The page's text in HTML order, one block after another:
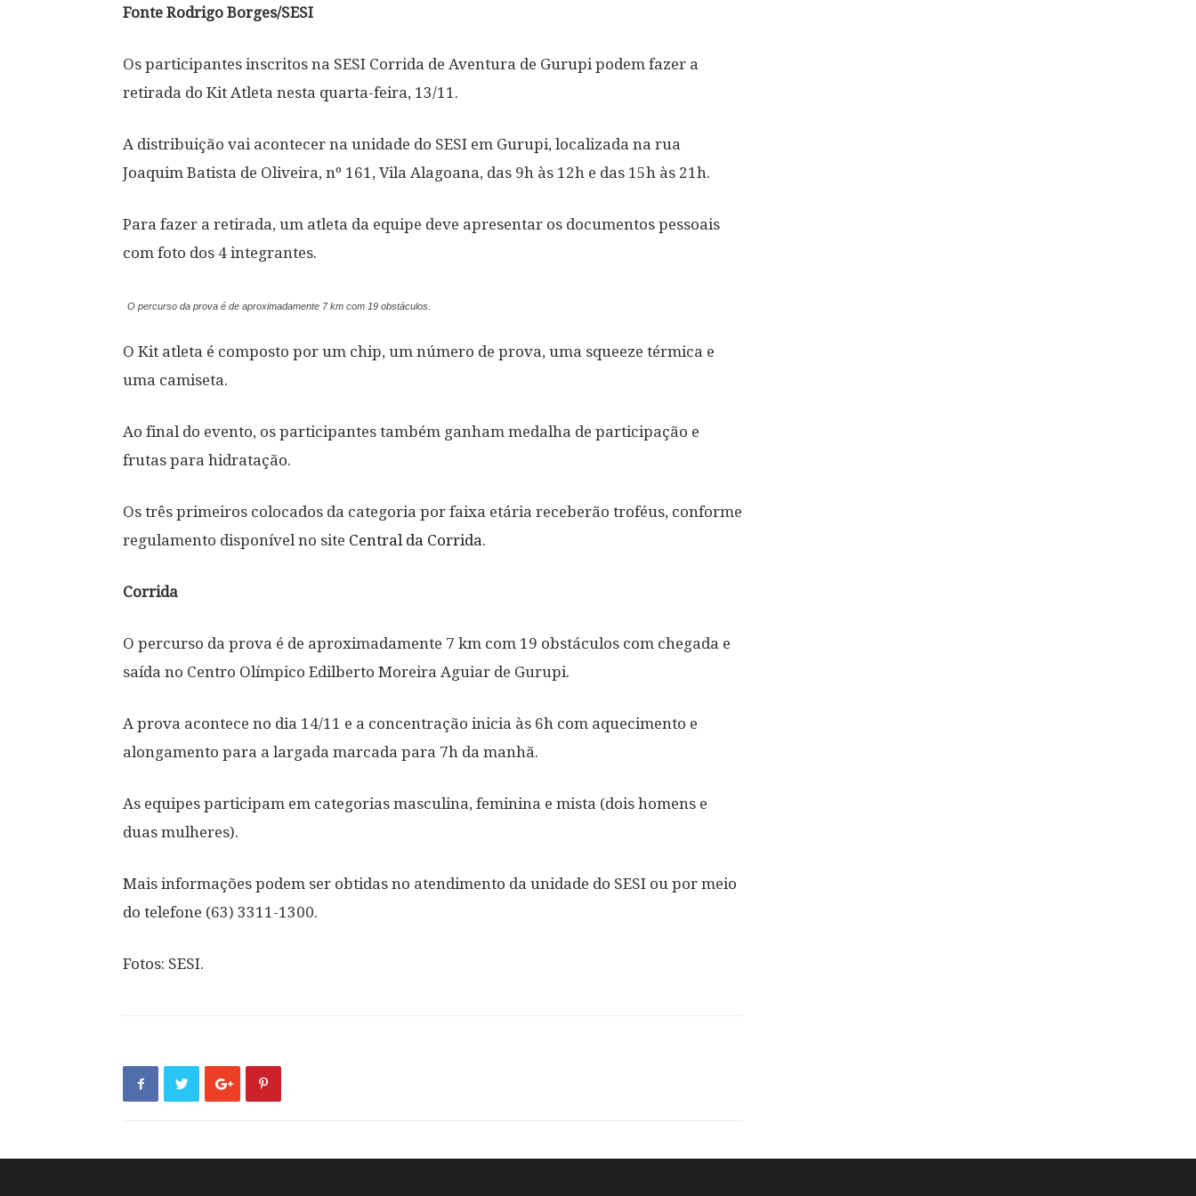
Fonte Rodrigo Borges/SESI
Os participantes inscritos na SESI Corrida de Aventura de Gurupi podem fazer a
retirada do Kit Atleta nesta quarta-feira, 13/11.
A distribuição vai acontecer na unidade do SESI em Gurupi, localizada na rua
Joaquim Batista de Oliveira, nº 161, Vila Alagoana, das 9h às 12h e das 15h às 21h.
Para fazer a retirada, um atleta da equipe deve apresentar os documentos pessoais
com foto dos 4 integrantes.
O percurso da prova é de aproximadamente 7 km com 19 obstáculos.
O Kit atleta é composto por um chip, um número de prova, uma squeeze térmica e
uma camiseta.
Ao final do evento, os participantes também ganham medalha de participação e
frutas para hidratação.
Os três primeiros colocados da categoria por faixa etária receberão troféus, conforme
regulamento disponível no site Central da Corrida.
Corrida
O percurso da prova é de aproximadamente 7 km com 19 obstáculos com chegada e
saída no Centro Olímpico Edilberto Moreira Aguiar de Gurupi.
A prova acontece no dia 14/11 e a concentração inicia às 6h com aquecimento e
alongamento para a largada marcada para 7h da manhã.
As equipes participam em categorias masculina, feminina e mista (dois homens e
duas mulheres).
Mais informações podem ser obtidas no atendimento da unidade do SESI ou por meio
do telefone (63) 3311-1300.
Fotos: SESI.